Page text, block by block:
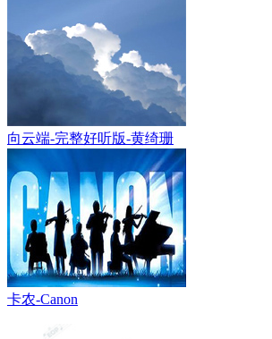
向云端-完整好听版-黄绮珊
卡农-Canon